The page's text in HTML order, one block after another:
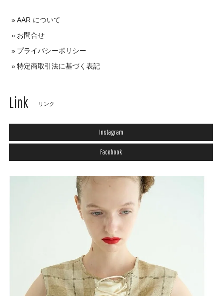
AAR について
お問合せ
プライバシーポリシー
特定商取引法に基づく表記
Link リンク
Instagram
Facebook